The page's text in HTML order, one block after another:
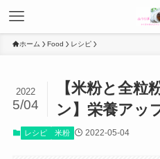
ホーム Food レシピ
【米粉と全粒
ン】栄養アッ
2022
5/04
レシピ 米粉 2022-05-04